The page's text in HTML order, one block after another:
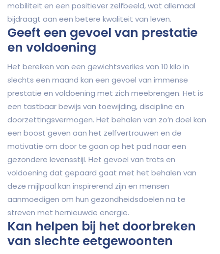
mobiliteit en een positiever zelfbeeld, wat allemaal
bijdraagt aan een betere kwaliteit van leven.
Geeft een gevoel van prestatie
en voldoening
Het bereiken van een gewichtsverlies van 10 kilo in
slechts een maand kan een gevoel van immense
prestatie en voldoening met zich meebrengen. Het is
een tastbaar bewijs van toewijding, discipline en
doorzettingsvermogen. Het behalen van zo’n doel kan
een boost geven aan het zelfvertrouwen en de
motivatie om door te gaan op het pad naar een
gezondere levensstijl. Het gevoel van trots en
voldoening dat gepaard gaat met het behalen van
deze mijlpaal kan inspirerend zijn en mensen
aanmoedigen om hun gezondheidsdoelen na te
streven met hernieuwde energie.
Kan helpen bij het doorbreken
van slechte eetgewoonten